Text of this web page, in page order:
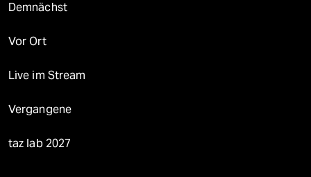
Demnächst
Vor Ort
Live im Stream
Vergangene
taz lab 2027